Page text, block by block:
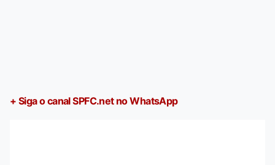
+ Siga o canal SPFC.net no WhatsApp